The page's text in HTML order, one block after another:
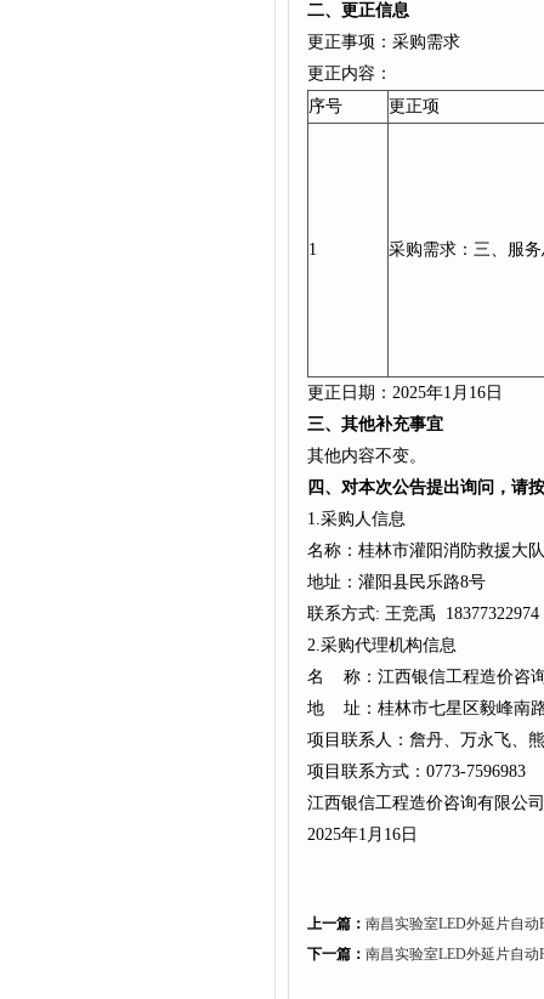
二、更正信息
更正事项：采购需
更正内容：
序号
更正项
1 采购需求：三、服
更正日期：2025
三、其他补充事宜
其他内容不变。
四、 对本次公告提出询问，请
1.采购人信息
名称：桂林市灌阳消防救
地址：灌阳县民乐路8号
联系方式: 王竞禹
2.采购代理机构信息
名 称：江西银信工程造价咨
地 址：桂林市七星区毅峰南
项目联系人：詹丹、万永飞、
项目联系方式：0773-7596983
江西银信工程造价咨询有限公司
2025年1月16日
上一篇： 南昌实验室LED外延片自
下一篇： 南昌实验室LED外延片自